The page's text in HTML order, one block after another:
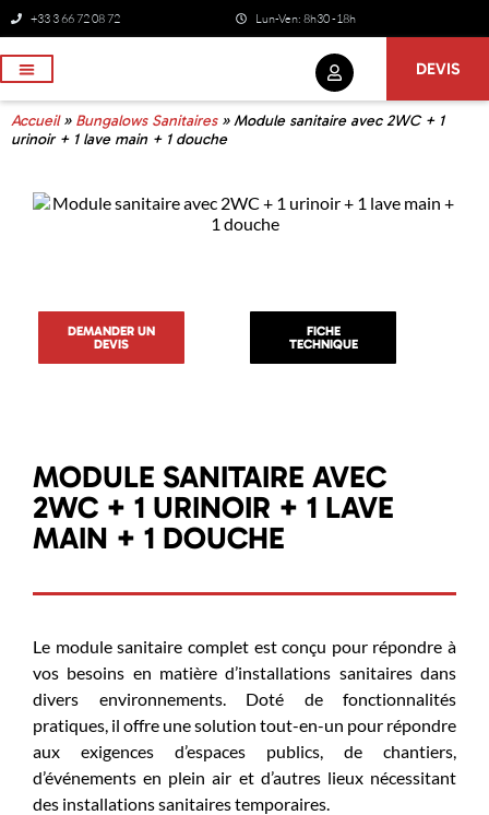
+33 3 66 72 08 72 Lun-Ven: 8h30 -18h
DEVIS
Accueil» Bungalows Sanitaires»Module sanitaire avec 2WC + 1
urinoir + 1 lave main + 1 douche
DEMANDER UN
DEVIS
FICHE
TECHNIQUE
MODULE SANITAIRE AVEC
2WC + 1 URINOIR + 1 LAVE
MAIN + 1 DOUCHE
Le module sanitaire complet est conçu pour répondre à
vos besoins en matière d’installations sanitaires dans
divers environnements. Doté de fonctionnalités
pratiques, il offre une solution tout-en-un pour répondre
aux exigences d’espaces publics, de chantiers,
d’événements en plein air et d’autres lieux nécessitant
des installations sanitaires temporaires.